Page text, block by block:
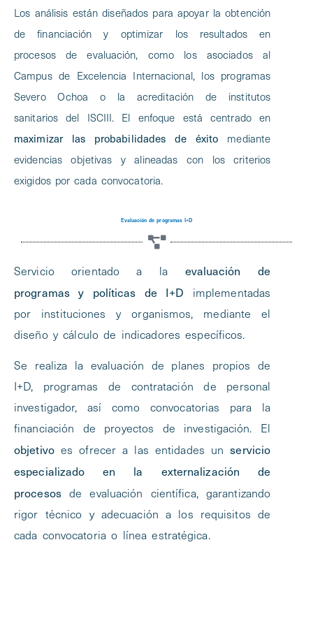
Los análisis están diseñados para apoyar la obtención
de financiación y optimizar los resultados en
procesos de evaluación, como los asociados al
Campus de Excelencia Internacional, los programas
Severo Ochoa o la acreditación de institutos
sanitarios del ISCIII. El enfoque está centrado en
maximizar las probabilidades de éxito mediante
evidencias objetivas y alineadas con los criterios
exigidos por cada convocatoria.
Evaluación de programas I+D
Servicio orientado a la evaluación de
programas y políticas de I+D implementadas
por instituciones y organismos, mediante el
diseño y cálculo de indicadores específicos.
Se realiza la evaluación de planes propios de
I+D, programas de contratación de personal
investigador, así como convocatorias para la
financiación de proyectos de investigación. El
objetivoes ofrecer a las entidades unservicio
especializado en la externalización de
procesosde evaluación científica, garantizando
rigor técnico y adecuación a los requisitos de
cada convocatoria o línea estratégica.